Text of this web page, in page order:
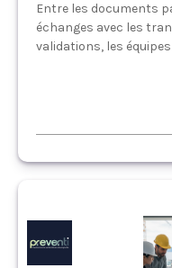
Entre les documents
échanges avec les
validations, les équipes